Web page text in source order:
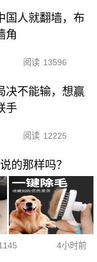
国人就翻墙，布
角
阅读 13596
决不能输，想赢
手
阅读 12225
的那样吗？
4小时前